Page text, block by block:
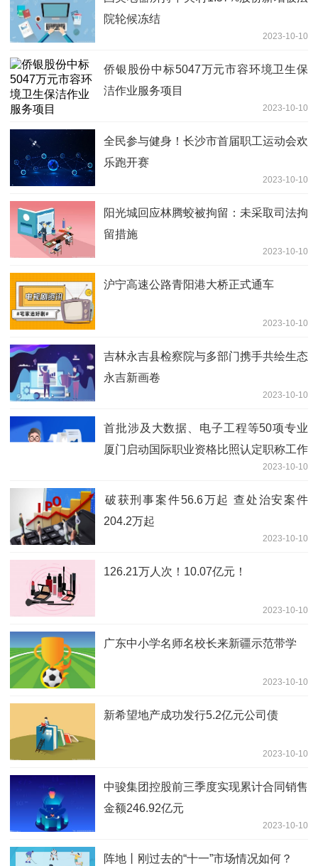
院轮候冻结
2023-10-10
侨银股份中标5047万元市容环境卫生保
洁作业服务项目
2023-10-10
全民参与健身！长沙市首届职工运动会欢
乐跑开赛
2023-10-10
阳光城回应林腾蛟被拘留：未采取司法拘
留措施
2023-10-10
沪宁高速公路青阳港大桥正式通车
2023-10-10
吉林永吉县检察院与多部门携手共绘生态
永吉新画卷
2023-10-10
首批涉及大数据、电子工程等50项专业
厦门启动国际职业资格比照认定职称工作
2023-10-10
​破获刑事案件56.6万起 查处治安案件
204.2万起
2023-10-10
126.21万人次！10.07亿元！
2023-10-10
广东中小学名师名校长来新疆示范带学
2023-10-10
新希望地产成功发行5.2亿元公司债
2023-10-10
中骏集团控股前三季度实现累计合同销售
金额246.92亿元
2023-10-10
阵地丨刚过去的“十一”市场情况如何？